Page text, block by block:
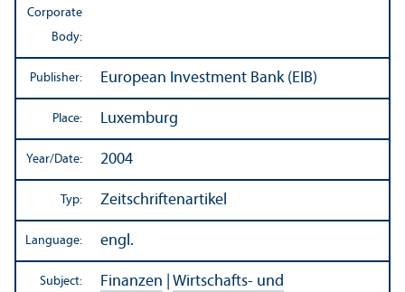
Corporate
Body:
Publisher: European Investment Bank (EIB)
Place: Luxemburg
Year/Date: 2004
Typ: Zeitschriftenartikel
Language: engl.
Subject: Finanzen
Wirtschafts- und